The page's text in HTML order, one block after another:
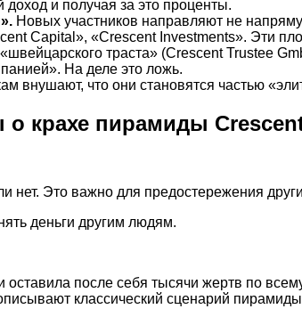
и получая за это проценты.
Новых участников направляют не
Capital», «Crescent Investments». Эти
траста» (Crescent Trustee
На деле это ложь.
внушают, что они становятся частью
крахе пирамиды
нет. Это важно для предостережения
деньги другим людям.
после себя тысячи жертв по
классический сценарий